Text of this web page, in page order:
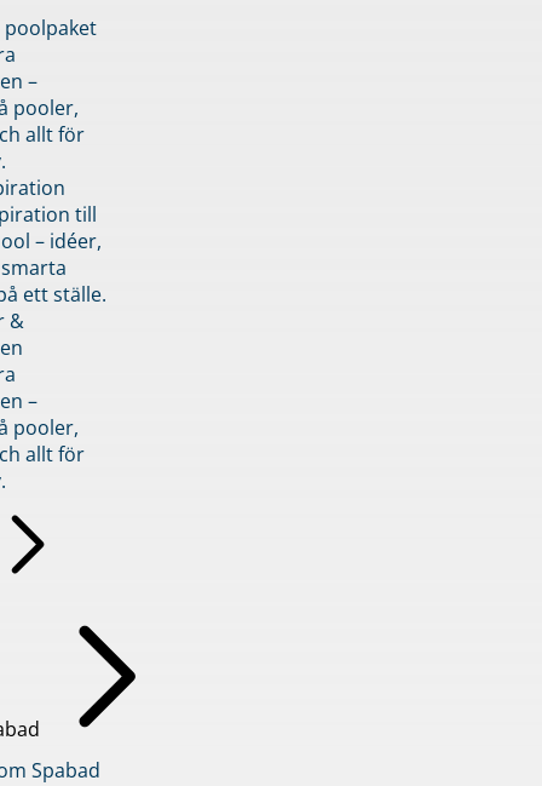
–
pooler,
allt för
till
– idéer,
ett ställe.
&
–
pooler,
allt för
Spabad